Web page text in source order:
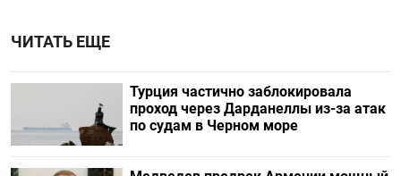
ЧИТАТЬ ЕЩЕ
Турция частично заблокировала
проход через Дарданеллы из-за атак
по судам в Черном море